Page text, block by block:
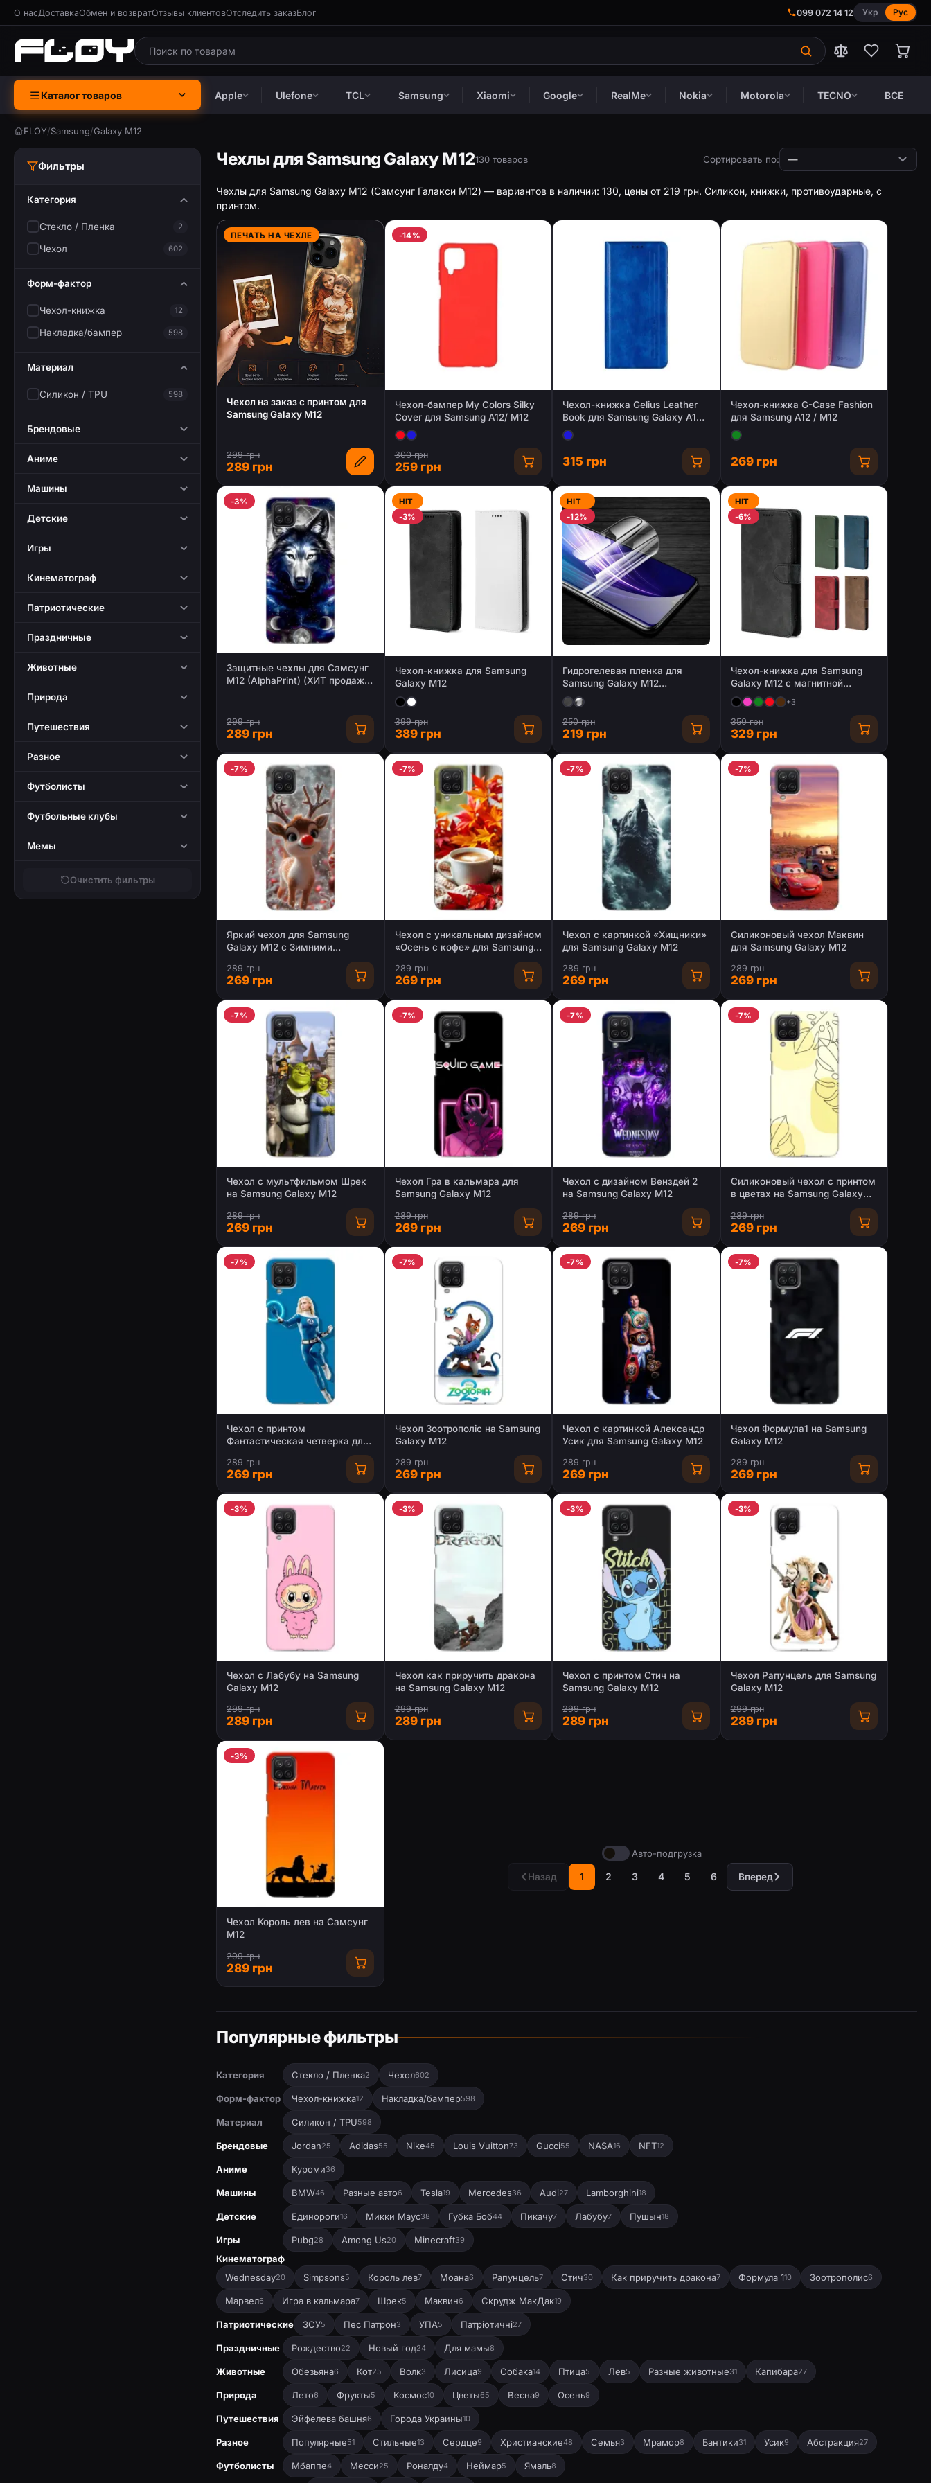
О насДоставкаОбмен и возвратОтзывы клиентовОтследить заказБлог 099 072 14 12 Укр Рус
Каталог товаров Apple Ulefone TCL Samsung Xiaomi Google RealMe Nokia Motorola TECNO ВСЕ
FLOY/Samsung/Galaxy M12
Фильтры
Категория
Стекло / Пленка 2
Чехол 602
Форм-фактор
Чехол-книжка 12
Накладка/бампер 598
Материал
Силикон / TPU 598
Брендовые
Аниме
Машины
Детские
Игры
Кинематограф
Патриотические
Праздничные
Животные
Природа
Путешествия
Разное
Футболисты
Футбольные клубы
Мемы
Очистить фильтры
Чехлы для Samsung Galaxy M12130 товаров Сортировать по:
Чехлы для Samsung Galaxy M12 (Самсунг Галакси М12) — вариантов в наличии: 130, цены от 219 грн. Силикон, книжки, противоударные, с
принтом.
ПЕЧАТЬ НА ЧЕХЛЕ
Чехол на заказ с принтом для
Samsung Galaxy M12
299 грн
289 грн
-14%
Чехол-бампер My Colors Silky
Cover для Samsung A12/ M12
300 грн
259 грн
Чехол-книжка Gelius Leather
Book для Samsung Galaxy A12/
M12
315 грн
Чехол-книжка G-Case Fashion
для Samsung A12 / M12
269 грн
-3%
Защитные чехлы для Самсунг
М12 (AlphaPrint) (ХИТ продаж)
299 грн
289 грн
HIT
-3%
Чехол-книжка для Samsung
Galaxy M12
399 грн
389 грн
HIT
-12%
Гидрогелевая пленка для
Samsung Galaxy M12
(Глянцевая / Матовая)
250 грн
219 грн
HIT
-6%
Чехол-книжка для Samsung
Galaxy M12 с магнитной
застежкой
+3
350 грн
329 грн
-7%
Яркий чехол для Samsung
Galaxy M12 с Зимними
289 грн
269 грн
-7%
Чехол с уникальным дизайном
«Осень с кофе» для Samsung
289 грн
269 грн
-7%
Чехол с картинкой «Хищники»
для Samsung Galaxy M12
289 грн
269 грн
-7%
Силиконовый чехол Маквин
для Samsung Galaxy M12
289 грн
269 грн
-7%
Чехол с мультфильмом Шрек
на Samsung Galaxy M12
289 грн
269 грн
-7%
Чехол Гра в кальмара для
Samsung Galaxy M12
289 грн
269 грн
-7%
Чехол с дизайном Венздей 2
на Samsung Galaxy M12
289 грн
269 грн
-7%
Силиконовый чехол с принтом
в цветах на Samsung Galaxy
289 грн
269 грн
-7%
Чехол с принтом
Фантастическая четверка для
289 грн
269 грн
-7%
Чехол Зоотрополіс на Samsung
Galaxy M12
289 грн
269 грн
-7%
Чехол с картинкой Александр
Усик для Samsung Galaxy M12
289 грн
269 грн
-7%
Чехол Формула1 на Samsung
Galaxy M12
289 грн
269 грн
-3%
Чехол с Лабубу на Samsung
Galaxy M12
299 грн
289 грн
-3%
Чехол как приручить дракона
на Samsung Galaxy M12
299 грн
289 грн
-3%
Чехол с принтом Стич на
Samsung Galaxy M12
299 грн
289 грн
-3%
Чехол Рапунцель для Samsung
Galaxy M12
299 грн
289 грн
-3%
Чехол Король лев на Самсунг
М12
299 грн
289 грн
Авто-подгрузка
Назад 1 2 3 4 5 6 Вперед
Популярные фильтры
Категория Стекло / Пленка2 Чехол602
Форм-фактор Чехол-книжка12 Накладка/бампер598
Материал Силикон / TPU598
Брендовые Jordan25 Adidas55 Nike45 Louis Vuitton73 Gucci55 NASA16 NFT12
Аниме Куроми36
Машины BMW46 Разные авто6 Tesla19 Mercedes36 Audi27 Lamborghini18
Детские Единороги16 Микки Маус38 Губка Боб44 Пикачу7 Лабубу7 Пушын18
Игры Pubg28 Among Us20 Minecraft39
Кинематограф
Wednesday20 Simpsons5 Король лев7 Моана6 Рапунцель7 Стич30 Как приручить дракона7 Формула 110 Зоотрополис6
Марвел6 Игра в кальмара7 Шрек5 Маквин6 Скрудж МакДак19
Патриотические ЗСУ5 Пес Патрон3 УПА5 Патріотичні27
Праздничные Рождество22 Новый год24 Для мамы8
Животные Обезьяна6 Кот25 Волк3 Лисица9 Собака14 Птица5 Лев5 Разные животные31 Капибара27
Природа Лето6 Фрукты5 Космос10 Цветы65 Весна9 Осень9
Путешествия Эйфелева башня6 Города Украины10
Разное Популярные51 Стильные13 Сердце9 Христианские48 Семья3 Мрамор8 Бантики31 Усик9 Абстракция27
Футболисты Мбаппе4 Месси25 Роналду4 Неймар5 Ямаль8